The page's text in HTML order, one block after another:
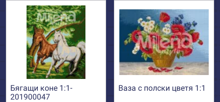
Бягащи коне 1:1-
201900047
Ваза с полски цветя 1:1